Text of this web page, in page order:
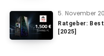
5. November
Ratgeber:
[2025]